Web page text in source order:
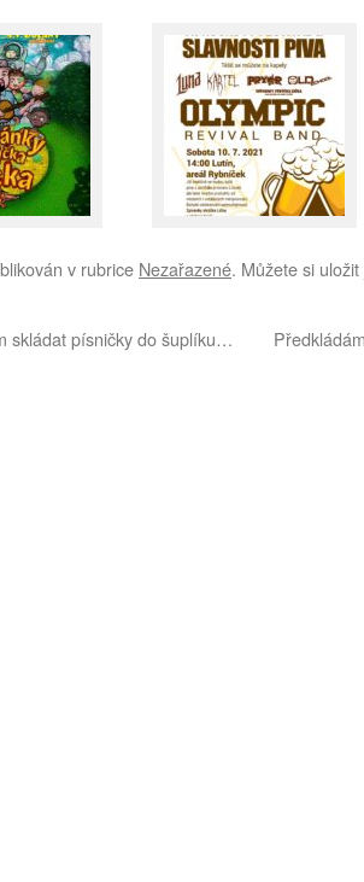
v rubrice Nezařazené. Můžete si
skládat písničky do šuplíku…